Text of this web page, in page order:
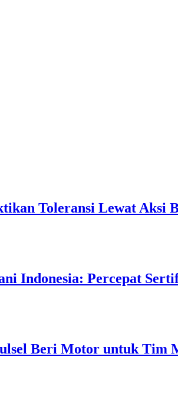
Toleransi Lewat Aksi
Indonesia: Percepat
Beri Motor untuk Tim